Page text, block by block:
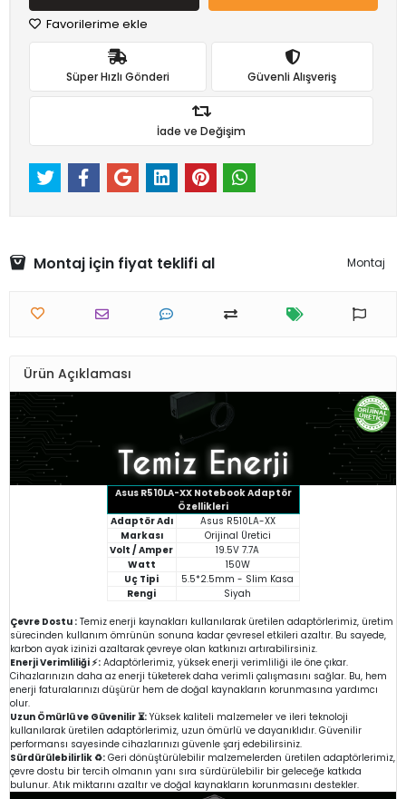
Favorilerime ekle
Süper Hızlı Gönderi Güvenli Alışveriş
İade ve Değişim
Montaj için fiyat teklifi al Montaj
Ürün Açıklaması
Asus R510LA-XX Notebook Adaptör
Özellikleri
Adaptör Adı
Asus R510LA-XX
Markası
Orijinal Üretici
Volt / Amper
19.5V 7.7A
Watt
150W
Uç Tipi
5.5*2.5mm - Slim Kasa
Rengi
Siyah
Çevre Dostu : Temiz enerji kaynakları kullanılarak üretilen adaptörlerimiz, üretim
sürecinden kullanım ömrünün sonuna kadar çevresel etkileri azaltır. Bu sayede,
karbon ayak izinizi azaltarak çevreye olan katkınızı artırabilirsiniz.
Enerji Verimliliği ⚡: Adaptörlerimiz, yüksek enerji verimliliği ile öne çıkar.
Cihazlarınızın daha az enerji tüketerek daha verimli çalışmasını sağlar. Bu, hem
enerji faturalarınızı düşürür hem de doğal kaynakların korunmasına yardımcı
olur.
Uzun Ömürlü ve Güvenilir ⏳: Yüksek kaliteli malzemeler ve ileri teknoloji
kullanılarak üretilen adaptörlerimiz, uzun ömürlü ve dayanıklıdır. Güvenilir
performansı sayesinde cihazlarınızı güvenle şarj edebilirsiniz.
Sürdürülebilirlik ♻️: Geri dönüştürülebilir malzemelerden üretilen adaptörlerimiz,
çevre dostu bir tercih olmanın yanı sıra sürdürülebilir bir geleceğe katkıda
bulunur. Atık miktarını azaltır ve doğal kaynakların korunmasını destekler.